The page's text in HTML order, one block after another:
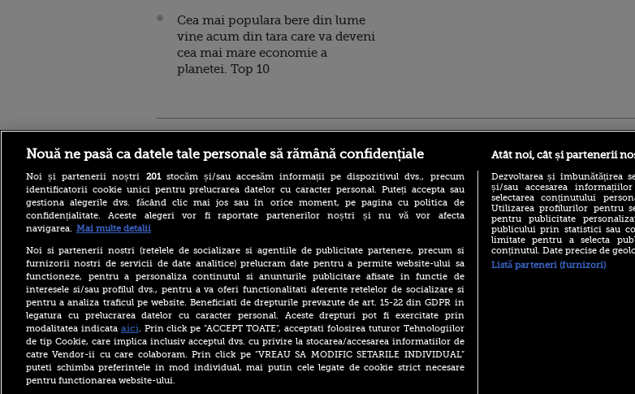
Cea mai populara bere din lume
vine acum din tara care va deveni
cea mai mare economie a
planetei. Top 10
Nivelul scăzut al Dunării a
scos la iveală fundațiile
unui pod roman vechi de
aproape 1.700 de ani. FOTO
Bacteria care „mănâncă”
țesuturile a provocat
moartea a cinci persoane în
acest an, anunță autoritățile
Bolojan, înaintea ratingului
de țară Moody’s: Am fost
cinstiți cu românii, am
(P) Descoperă Lumea
Evenimentelor din România
Nouă ne pasă ca datele tale personale să rămână confidențiale
Noi și partenerii noștri 201stocăm și/sau accesăm informații pe dispozitivul dvs., precum
identificatorii cookie unici pentru prelucrarea datelor cu caracter personal. Puteți accepta sau
gestiona alegerile dvs. făcând clic mai jos sau în orice moment, pe pagina cu politica de
confidențialitate. Aceste alegeri vor fi raportate partenerilor noștri și nu vă vor afecta
navigarea. Mai multe detalii
Noi si partenerii nostri (retelele de socializare si agentiile de publicitate partenere, precum si
furnizorii nostri de servicii de date analitice) prelucram date pentru a permite website-ului sa
functioneze, pentru a personaliza continutul si anunturile publicitare afisate in functie de
interesele si/sau profilul dvs., pentru a va oferi functionalitati aferente retelelor de socializare si
pentru a analiza traficul pe website. Beneficiati de drepturile prevazute de art. 15-22 din GDPR in
legatura cu prelucrarea datelor cu caracter personal. Aceste drepturi pot fi exercitate prin
modalitatea indicata aici. Prin click pe “ACCEPT TOATE”, acceptati folosirea tuturor Tehnologiilor
de tip Cookie, care implica inclusiv acceptul dvs. cu privire la stocarea/accesarea informatiilor de
catre Vendor-ii cu care colaboram. Prin click pe “VREAU SA MODIFIC SETARILE INDIVIDUAL”
puteti schimba preferintele in mod individual, mai putin cele legate de cookie strict necesare
pentru functionarea website-ului.
Atât noi, cât și partenerii
Dezvoltarea și îmbunătățirea
și/sau accesarea
selectarea conținutului
Utilizarea profilurilor pentru
pentru publicitate
publicului prin statistici sau
limitate pentru a selecta
conținutul. Date precise de
Listă parteneri (furnizori)